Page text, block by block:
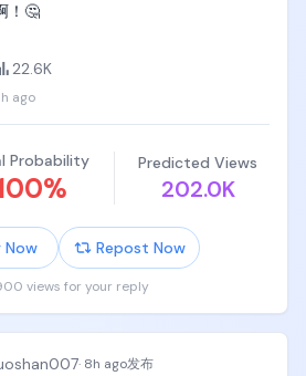
！🤔
22.6K
ago
Probability
%
Predicted Views
202.0K
Now Repost Now
views for your reply
· 8h ago发布